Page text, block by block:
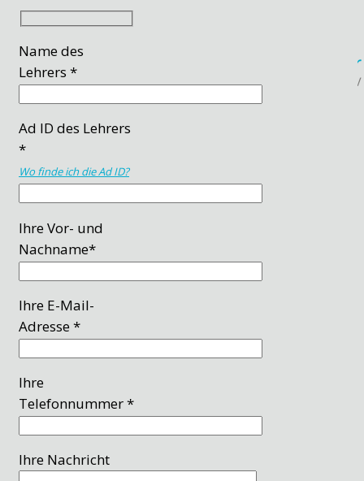
Name des
Lehrers *
Ad ID des Lehrers
*
Wo finde ich die Ad ID?
Ihre Vor- und
Nachname*
Ihre E-Mail-
Adresse *
Ihre
Telefonnummer *
Ihre Nachricht